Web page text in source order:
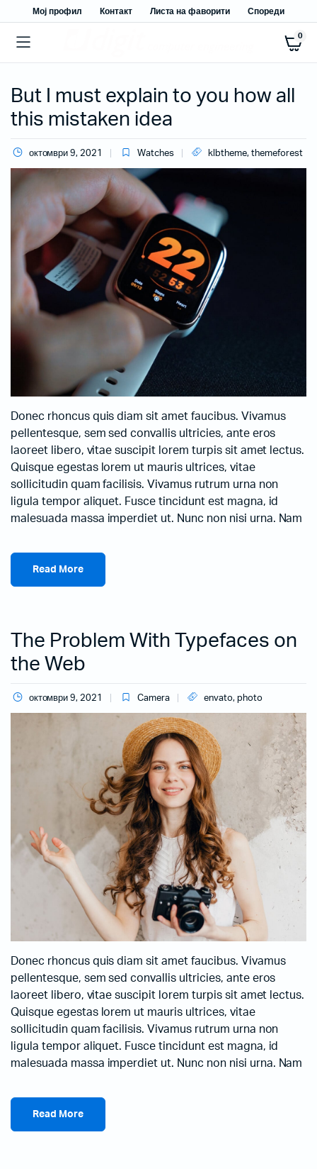
Мој профил Контакт Листа на фаворити Спореди
0
But I must explain to you how all
this mistaken idea
октомври 9, 2021 Watches klbtheme, themeforest
Donec rhoncus quis diam sit amet faucibus. Vivamus
pellentesque, sem sed convallis ultricies, ante eros
laoreet libero, vitae suscipit lorem turpis sit amet lectus.
Quisque egestas lorem ut mauris ultrices, vitae
sollicitudin quam facilisis. Vivamus rutrum urna non
ligula tempor aliquet. Fusce tincidunt est magna, id
malesuada massa imperdiet ut. Nunc non nisi urna. Nam
Read More
The Problem With Typefaces on
the Web
октомври 9, 2021 Camera envato, photo
Donec rhoncus quis diam sit amet faucibus. Vivamus
pellentesque, sem sed convallis ultricies, ante eros
laoreet libero, vitae suscipit lorem turpis sit amet lectus.
Quisque egestas lorem ut mauris ultrices, vitae
sollicitudin quam facilisis. Vivamus rutrum urna non
ligula tempor aliquet. Fusce tincidunt est magna, id
malesuada massa imperdiet ut. Nunc non nisi urna. Nam
Read More